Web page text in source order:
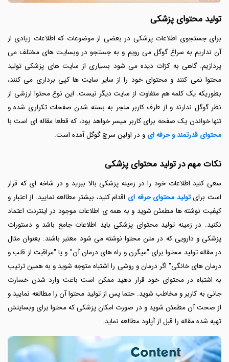
تولید محتوای پزشکی
برای جستجوی اطلاعات پزشکی در بعضی از موضوعات که اطلاعات زیادی از
آن نداریم به سراغ گوگل می رویم و به جستجو در وبسایت های مختلف می
پردازیم. گاهی به کرّات دیده می شود بسیاری از سایت های پزشکی تولید
محتوا نمی کنند و محتوای خود را از سایر سایت ها کپی برداری می کنند،
بطوریکه یک کلمه هم متفاوت از سایت دیگر نیست. این نوع محتوا ارزشی از
نظر گوگل ندارند و از طرف کاربر منجر به بسته شدن صفحات تکراری شده و
تنها خواندن یک صفحه برای کاربر میسر خواهد بود، که قطعا مقاله ای است با
محتوای قدرتمند و حرفه ای و در اولین سرچ گوگل آمده است.
نکات مهم در تولید محتوای پزشکی
سعی کنید اطلاعات خود را در زمینه پزشکی بالا ببرید و در شاخه ای که قرار
است برای تولید محتوای حرفه ای اقدام کنید، بیشتر مطالعه نمایید. از اعتبار و
کیفیت نوشته ها مطمئن شوید و به همه ی اطلاعات موجود در اینترنت اعتماد
نکنید. در زمینه تولید محتوای پزشکی باید اطلاعات جامع باشد و دستورات
پزشکی و دارویی که در متن محتوا نوشته می شود معتبر باشند. بعنوان مثال
در مقاله تولید محتوا برای "میگرن و راه های درمان آن" و یا "مراقبت از قلب و
درمان های خانگی" اگر درمان و روشی را اشتباه متوجه شوید و به همین ترتیب
به اشتباه در محتوای خود قرار دهید ممکن است باعث وارد شدن خسارت
جانی به کاربر و مخاطب شوید. حتما پس از تولید محتوا آن را مطالعه نمایید و
از صحت آن مطمئن شوید و در صورت امکان پزشکی که محتوا برای وبسایتش
تهیه شده مقاله را قبل از آپلود مطالعه نماید.